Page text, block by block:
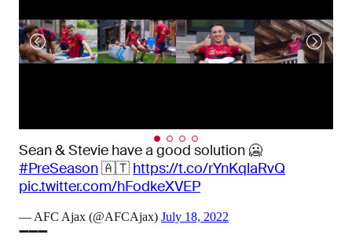
Sean & Stevie have a good solution 🥶
#PreSeason🇦🇹 https://t.co/rYnKqlaRvQ
pic.twitter.com/hFodkeXVEP
— AFC Ajax (@AFCAjax) July 18, 2022
➖➖➖